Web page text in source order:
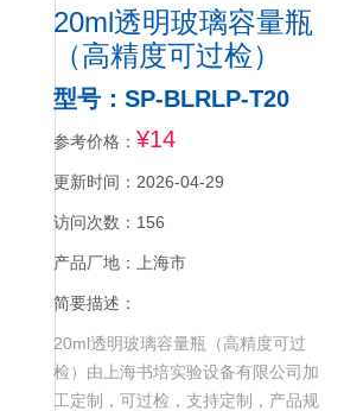
20ml透明玻璃容量瓶
（高精度可过检）
型号：SP-BLRLP-T20
参考价格： ¥14
更新时间：2026-04-29
访问次数：156
产品厂地：上海市
简要描述：
20ml透明玻璃容量瓶（高精度可过
检）由上海书培实验设备有限公司加
工定制，可过检，支持定制，产品规